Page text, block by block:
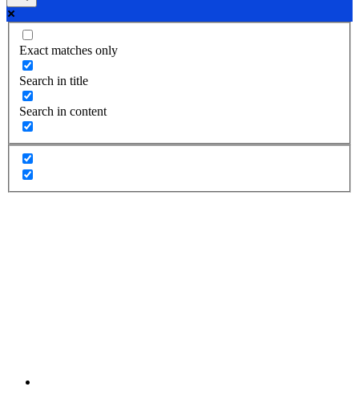
Exact matches only
Search in title
Search in content